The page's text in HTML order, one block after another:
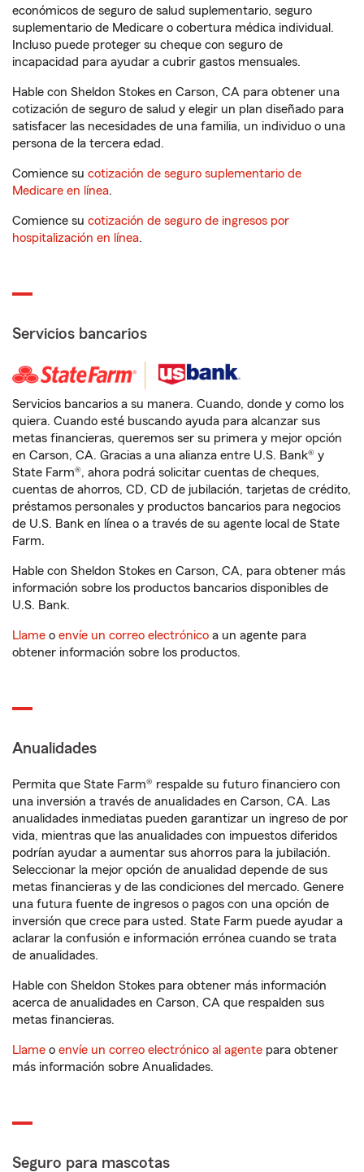
económicos de seguro de salud suplementario, seguro
suplementario de Medicare o cobertura médica individual.
Incluso puede proteger su cheque con seguro de
incapacidad para ayudar a cubrir gastos mensuales.
Hable con Sheldon Stokes en Carson, CA para obtener una
cotización de seguro de salud y elegir un plan diseñado para
satisfacer las necesidades de una familia, un individuo o una
persona de la tercera edad.
Comience su cotización de seguro suplementario de
Medicare en línea.
Comience su cotización de seguro de ingresos por
hospitalización en línea.
Servicios bancarios
Servicios bancarios a su manera. Cuando, donde y como los
quiera. Cuando esté buscando ayuda para alcanzar sus
metas financieras, queremos ser su primera y mejor opción
en Carson, CA. Gracias a una alianza entre U.S. Bank® y
State Farm®, ahora podrá solicitar cuentas de cheques,
cuentas de ahorros, CD, CD de jubilación, tarjetas de crédito,
préstamos personales y productos bancarios para negocios
de U.S. Bank en línea o a través de su agente local de State
Farm.
Hable con Sheldon Stokes en Carson, CA, para obtener más
información sobre los productos bancarios disponibles de
U.S. Bank.
Llame o envíe un correo electrónico a un agente para
obtener información sobre los productos.
Anualidades
Permita que State Farm® respalde su futuro financiero con
una inversión a través de anualidades en Carson, CA. Las
anualidades inmediatas pueden garantizar un ingreso de por
vida, mientras que las anualidades con impuestos diferidos
podrían ayudar a aumentar sus ahorros para la jubilación.
Seleccionar la mejor opción de anualidad depende de sus
metas financieras y de las condiciones del mercado. Genere
una futura fuente de ingresos o pagos con una opción de
inversión que crece para usted. State Farm puede ayudar a
aclarar la confusión e información errónea cuando se trata
de anualidades.
Hable con Sheldon Stokes para obtener más información
acerca de anualidades en Carson, CA que respalden sus
metas financieras.
Llame o envíe un correo electrónico al agente para obtener
más información sobre Anualidades.
Seguro para mascotas